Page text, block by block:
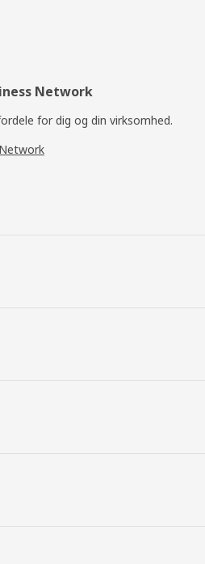
Network
for dig og din virksomhed.